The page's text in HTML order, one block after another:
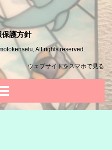
保護方針
All rights reserved .
ウェブサイトをスマホで見る